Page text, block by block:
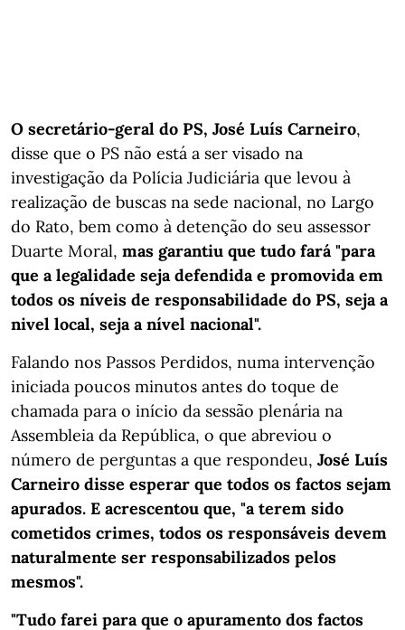
O secretário-geral do PS, José Luís Carneiro,
disse que o PS não está a ser visado na
investigação da Polícia Judiciária que levou à
realização de buscas na sede nacional, no Largo
do Rato, bem como à detenção do seu assessor
Duarte Moral, mas garantiu que tudo fará "para
que a legalidade seja defendida e promovida em
todos os níveis de responsabilidade do PS, seja a
nivel local, seja a nível nacional".
Falando nos Passos Perdidos, numa intervenção
iniciada poucos minutos antes do toque de
chamada para o início da sessão plenária na
Assembleia da República, o que abreviou o
número de perguntas a que respondeu, José Luís
Carneiro disse esperar que todos os factos sejam
apurados. E acrescentou que, "a terem sido
cometidos crimes, todos os responsáveis devem
naturalmente ser responsabilizados pelos
mesmos".
"Tudo farei para que o apuramento dos factos